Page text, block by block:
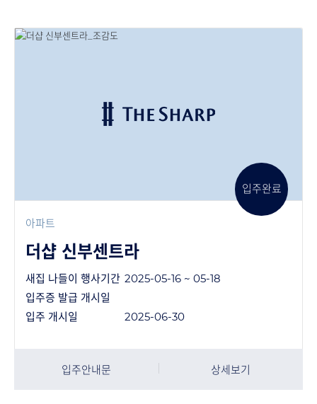
입주완료
아파트
더샵 신부센트라
새집 나들이 행사기간 2025-05-16 ~ 05-18
입주증 발급 개시일
입주 개시일
2025-06-30
입주안내문 상세보기